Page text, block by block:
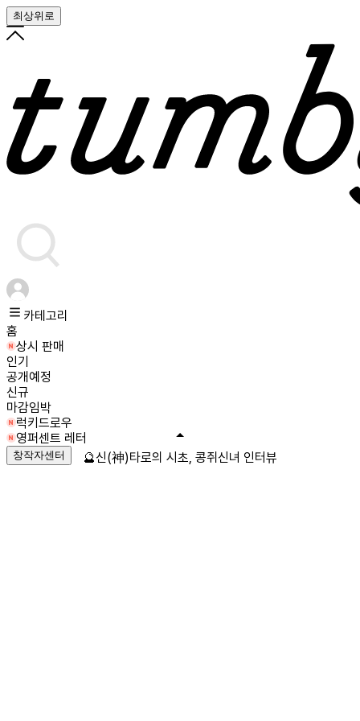
최상위로
카테고리
홈
상시 판매
인기
공개예정
신규
마감임박
럭키드로우
영퍼센트 레터
창작자센터 🔮신(神)타로의 시초, 콩쥐신녀 인터뷰